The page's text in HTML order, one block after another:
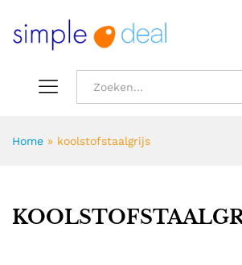
Home » koolstofstaalgrijs